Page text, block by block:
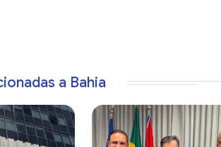
a Bahia